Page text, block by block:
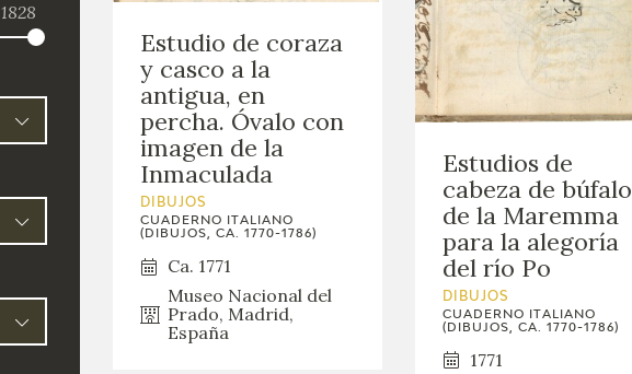
GOYA EN EL MUNDO
PREMIO ARAGÓN
1828
Estudio de coraza
y casco a la
antigua, en
percha. Óvalo con
imagen de la
Inmaculada
DIBUJOS
CUADERNO ITALIANO
(DIBUJOS, CA. 1770-1786)
Ca. 1771
Museo Nacional del
Prado, Madrid,
España
Estudios de
cabeza de búfalo
de la Maremma
para la alegoría
del río Po
DIBUJOS
CUADERNO ITALIANO
(DIBUJOS, CA. 1770-1786)
1771